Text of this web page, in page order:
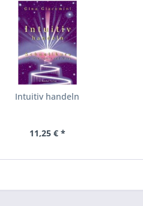
Intuitiv handeln
11,25 € *